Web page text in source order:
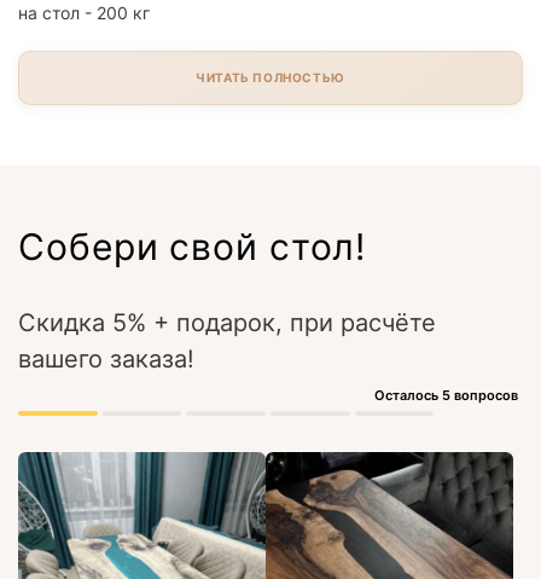
на стол - 200 кг
ЧИТАТЬ ПОЛНОСТЬЮ
Собери свой стол!
Скидка 5% + подарок, при расчёте
вашего заказа!
Осталось 5 вопросов